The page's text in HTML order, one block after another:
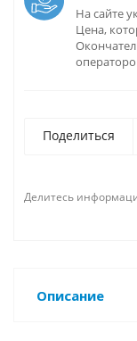
На сайте
Цена,
Поделиться
Делитесь
Описание